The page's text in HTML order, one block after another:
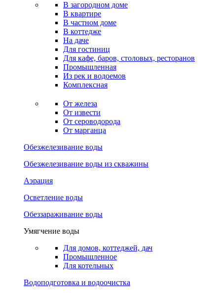
В загородном доме
В квартире
В частном доме
В коттедже
На даче
Для гостиниц
Для кафе, баров, столовых, ресторанов
Промышленная
Из рек и водоемов
Комплексная
От железа
От извести
От сероводорода
От марганца
Обезжелезивание воды
Обезжелезивание воды из скважины
Аэрация
Осветление воды
Обеззараживание воды
Умягчение воды
Для домов, коттеджей, дач
Промышленное
Для котельных
Водоподготовка и водоочистка